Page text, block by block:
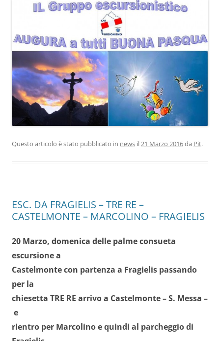
Questo articolo è stato pubblicato in news il21 Marzo 2016da Pit.
ESC. DA FRAGIELIS – TRE RE –
CASTELMONTE – MARCOLINO – FRAGIELIS
20 Marzo, domenica delle palme consueta
escursione a
Castelmontecon partenza a Fragielis passando
per la
chiesetta TRE RE arrivo a Castelmonte – S. Messa –
e
rientro per Marcolino equindi al parcheggio di